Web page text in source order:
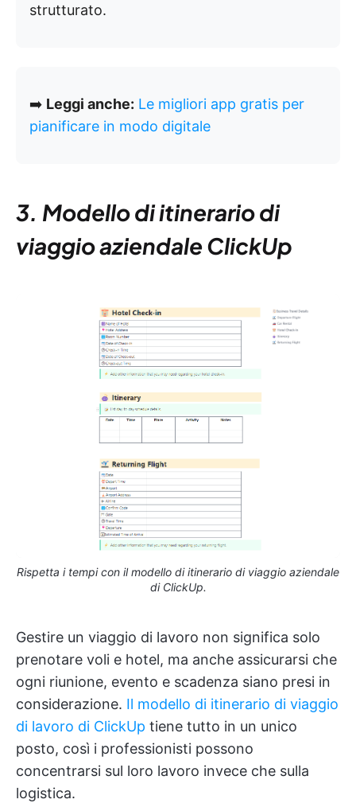
strutturato.
➡️ Leggi anche: Le migliori app gratis per
pianificare in modo digitale
3. Modello di itinerario di
viaggio aziendale ClickUp
Rispetta i tempi con il modello di itinerario di viaggio aziendale
di ClickUp.
Gestire un viaggio di lavoro non significa solo
prenotare voli e hotel, ma anche assicurarsi che
ogni riunione, evento e scadenza siano presi in
considerazione. Il modello di itinerario di viaggio
di lavoro di ClickUp tiene tutto in un unico
posto, così i professionisti possono
concentrarsi sul loro lavoro invece che sulla
logistica.